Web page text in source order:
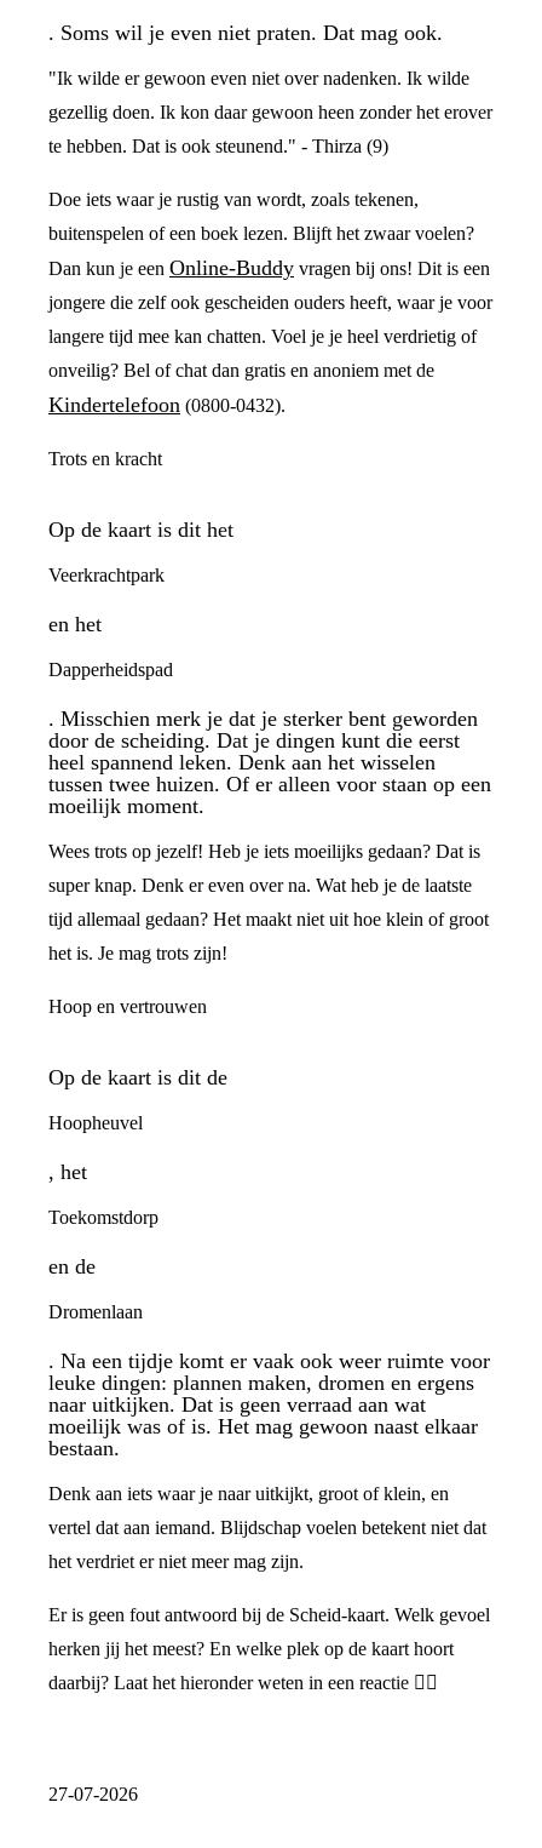
. Soms wil je even niet praten. Dat mag ook.
"Ik wilde er gewoon even niet over nadenken. Ik wilde
gezellig doen. Ik kon daar gewoon heen zonder het erover
te hebben. Dat is ook steunend." - Thirza (9)
Doe iets waar je rustig van wordt, zoals tekenen,
buitenspelen of een boek lezen. Blijft het zwaar voelen?
Dan kun je een Online-Buddy vragen bij ons! Dit is een
jongere die zelf ook gescheiden ouders heeft, waar je voor
langere tijd mee kan chatten. Voel je je heel verdrietig of
onveilig? Bel of chat dan gratis en anoniem met de
Kindertelefoon (0800-0432).
Trots en kracht
Op de kaart is dit het
Veerkrachtpark
en het
Dapperheidspad
. Misschien merk je dat je sterker bent geworden
door de scheiding. Dat je dingen kunt die eerst
heel spannend leken. Denk aan het wisselen
tussen twee huizen. Of er alleen voor staan op een
moeilijk moment.
Wees trots op jezelf! Heb je iets moeilijks gedaan? Dat is
super knap. Denk er even over na. Wat heb je de laatste
tijd allemaal gedaan? Het maakt niet uit hoe klein of groot
het is. Je mag trots zijn!
Hoop en vertrouwen
Op de kaart is dit de
Hoopheuvel
, het
Toekomstdorp
en de
Dromenlaan
. Na een tijdje komt er vaak ook weer ruimte voor
leuke dingen: plannen maken, dromen en ergens
naar uitkijken. Dat is geen verraad aan wat
moeilijk was of is. Het mag gewoon naast elkaar
bestaan.
Denk aan iets waar je naar uitkijkt, groot of klein, en
vertel dat aan iemand. Blijdschap voelen betekent niet dat
het verdriet er niet meer mag zijn.
Er is geen fout antwoord bij de Scheid-kaart. Welk gevoel
herken jij het meest? En welke plek op de kaart hoort
daarbij? Laat het hieronder weten in een reactie 👇🏼
27-07-2026